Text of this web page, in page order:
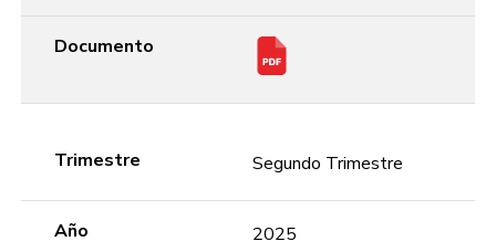
Documento
Trimestre Segundo Trimestre
Año 2025